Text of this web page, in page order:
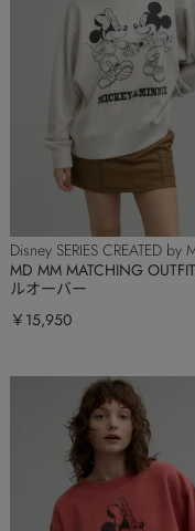
Disney SERIES CREATED by
MD MM MATCHING
ルオーバー
￥15,950